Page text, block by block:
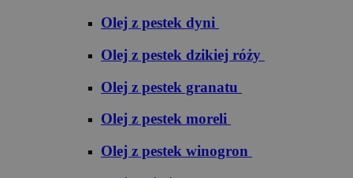
Olej z pestek dyni
Olej z pestek dzikiej róży
Olej z pestek granatu
Olej z pestek moreli
Olej z pestek winogron